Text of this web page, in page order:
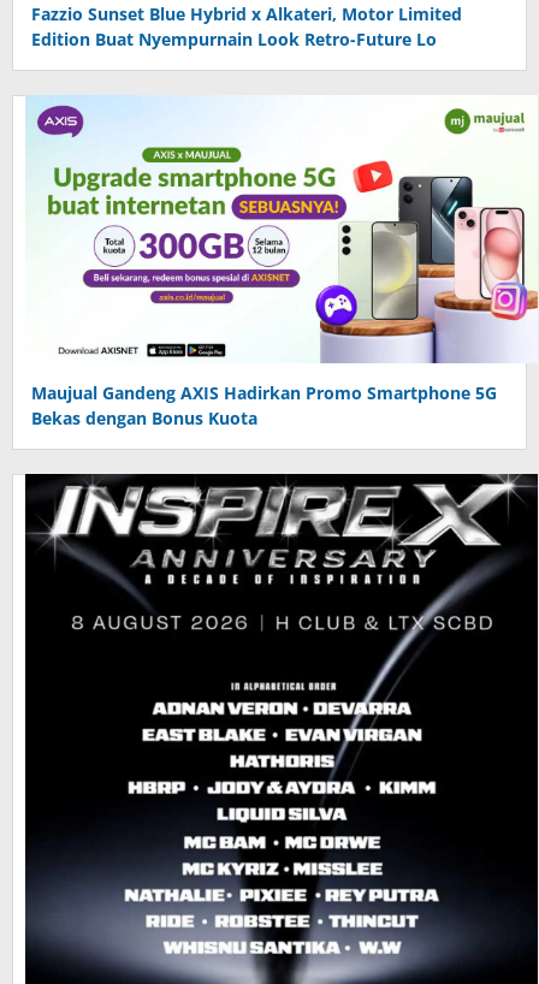
Fazzio Sunset Blue Hybrid x Alkateri, Motor Limited
Edition Buat Nyempurnain Look Retro-Future Lo
Maujual Gandeng AXIS Hadirkan Promo Smartphone 5G
Bekas dengan Bonus Kuota